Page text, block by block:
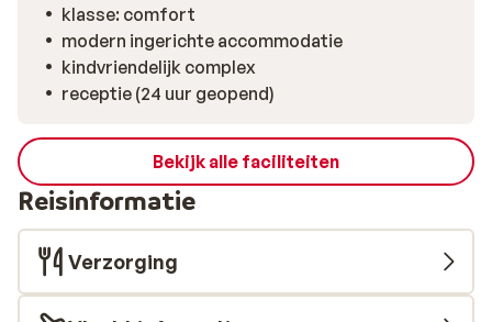
klasse: comfort
modern ingerichte accommodatie
kindvriendelijk complex
receptie (24 uur geopend)
Bekijk alle faciliteiten
Reisinformatie
Verzorging